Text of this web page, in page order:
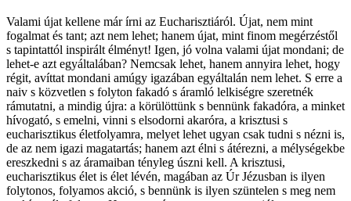
Valami újat kellene már írni az Eucharisztiáról. Újat, nem mint
fogalmat és tant; azt nem lehet; hanem újat, mint finom megérzéstől
s tapintattól inspirált élményt! Igen, jó volna valami újat mondani; de
lehet-e azt egyáltalában? Nemcsak lehet, hanem annyira lehet, hogy
régit, avíttat mondani amúgy igazában egyáltalán nem lehet. S erre a
naiv s közvetlen s folyton fakadó s áramló lelkiségre szeretnék
rámutatni, a mindig újra: a körülöttünk s bennünk fakadóra, a minket
hívogató, s emelni, vinni s elsodorni akaróra, a krisztusi s
eucharisztikus életfolyamra, melyet lehet ugyan csak tudni s nézni is,
de az nem igazi magatartás; hanem azt élni s átérezni, a mélységekbe
ereszkedni s az áramaiban tényleg úszni kell. A krisztusi,
eucharisztikus élet is élet lévén, magában az Úr Jézusban is ilyen
folytonos, folyamos akció, s bennünk is ilyen szüntelen s meg nem